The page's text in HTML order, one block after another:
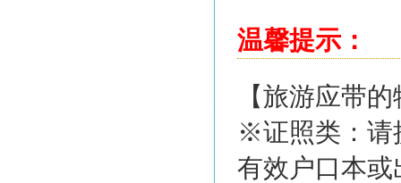
温馨提示：
【旅游应带
※证照类：请
有效户口本